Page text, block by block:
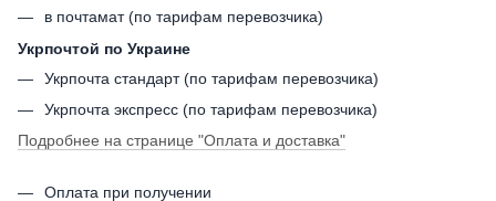
в почтамат (по тарифам перевозчика)
Укрпочтой по Украине
Укрпочта стандарт (по тарифам перевозчика)
Укрпочта экспресс (по тарифам перевозчика)
Подробнее на странице "Оплата и доставка"
Оплата при получении